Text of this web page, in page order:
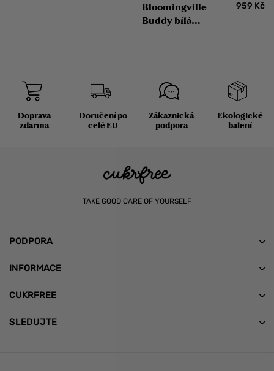
Bloomingville
Buddy bílá
959 Kč
Doprava
zdarma
Doručení po
celé EU
Zákaznická
podpora
Ekologické
balení
TAKE GOOD CARE OF YOURSELF
PODPORA
INFORMACE
CUKRFREE
SLEDUJTE